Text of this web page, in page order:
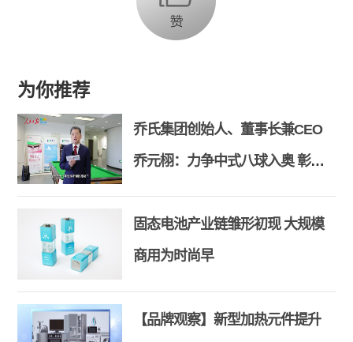
为你推荐
乔氏集团创始人、董事长兼CEO
乔元栩：力争中式八球入奥 彰显
和合共生精神
固态电池产业链雏形初现 大规模
商用为时尚早
【品牌观察】新型加热元件提升